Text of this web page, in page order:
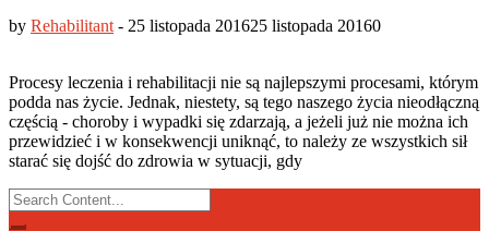
by Rehabilitant - 25 listopada 201625 listopada 20160
Procesy leczenia i rehabilitacji nie są najlepszymi procesami, którym
podda nas życie. Jednak, niestety, są tego naszego życia nieodłączną
częścią - choroby i wypadki się zdarzają, a jeżeli już nie można ich
przewidzieć i w konsekwencji uniknąć, to należy ze wszystkich sił
starać się dojść do zdrowia w sytuacji, gdy
Search
for: